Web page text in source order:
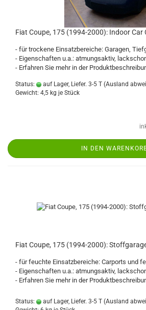
Fiat Coupe, 175 (1994-2000): Indoor Car
- für trockene Einsatzbereiche: Garagen,
- Eigenschaften u.a.: atmungsaktiv,
- Erfahren Sie mehr in der
Status: auf Lager, Liefer. 3-5 T (Ausland
Gewicht: 4,5 kg je Stück
IN DEN
Fiat Coupe, 175 (1994-2000):
- für feuchte Einsatzbereiche: Carports und
- Eigenschaften u.a.: atmungsaktiv,
- Erfahren Sie mehr in der
Status: auf Lager, Liefer. 3-5 T (Ausland